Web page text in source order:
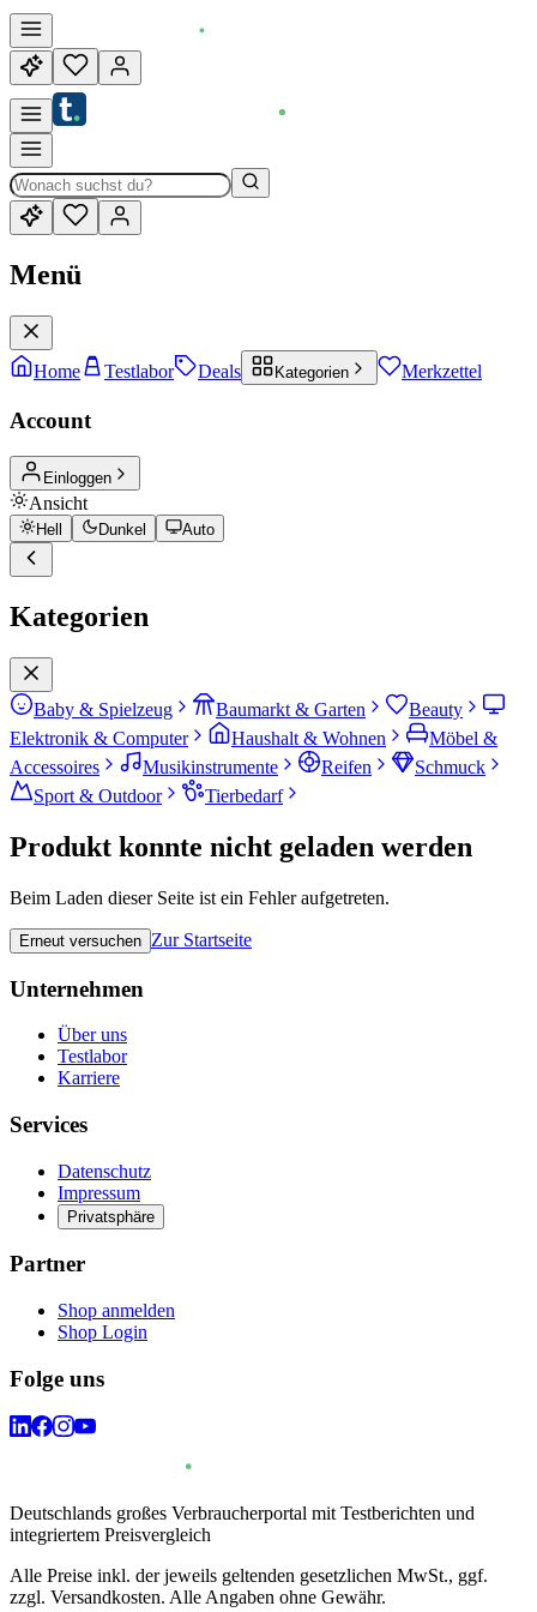
Menü
Home Testlabor Deals Kategorien Merkzettel
Account
Einloggen
Ansicht
Hell Dunkel Auto
Kategorien
Baby & Spielzeug Baumarkt & Garten
Beauty
Elektronik & Computer
Haushalt & Wohnen
Möbel &
Accessoires
Musikinstrumente Reifen
Schmuck
Sport & Outdoor
Tierbedarf
Produkt konnte nicht geladen werden
Beim Laden dieser Seite ist ein Fehler aufgetreten.
Erneut versuchen Zur Startseite
Unternehmen
Über uns
Testlabor
Karriere
Services
Datenschutz
Impressum
Privatsphäre
Partner
Shop anmelden
Shop Login
Folge uns
Deutschlands großes Verbraucherportal mit Testberichten und
integriertem Preisvergleich
Alle Preise inkl. der jeweils geltenden gesetzlichen MwSt., ggf.
zzgl. Versandkosten. Alle Angaben ohne Gewähr.